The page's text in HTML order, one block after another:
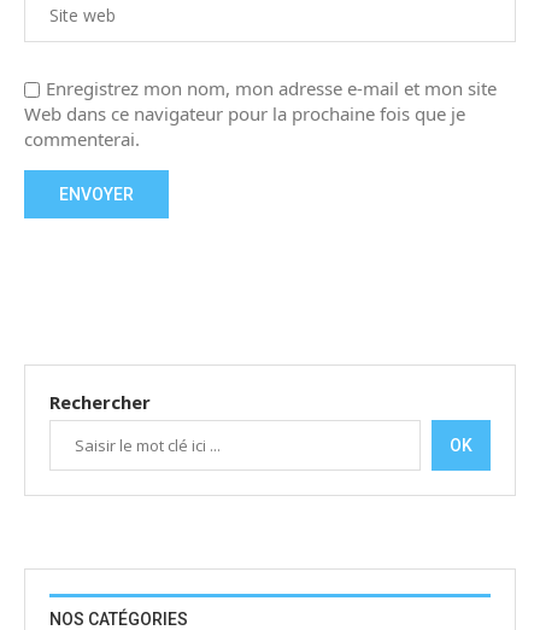
Enregistrez mon nom, mon adresse e-mail et mon site
Web dans ce navigateur pour la prochaine fois que je
commenterai.
Rechercher
OK
NOS CATÉGORIES